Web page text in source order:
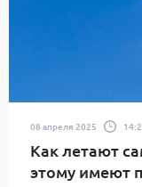
08 апреля 2025
Как летают
этому имеют